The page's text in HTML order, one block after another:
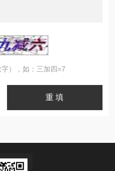
），如：三加四=7